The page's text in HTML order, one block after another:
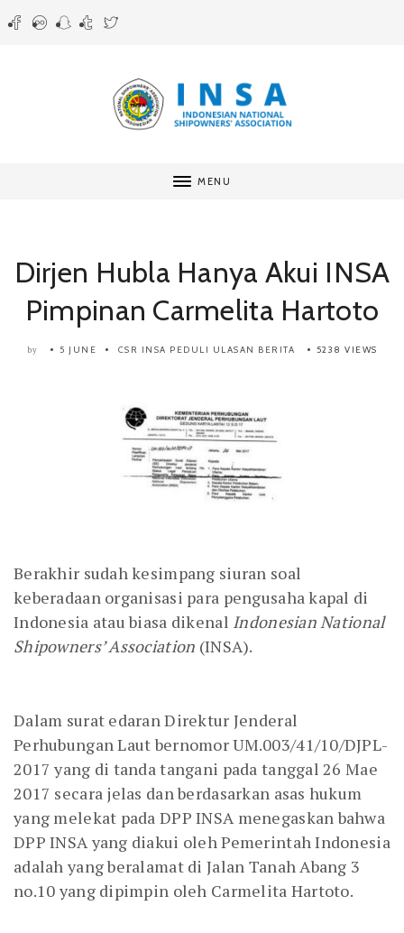
MENU
Dirjen Hubla Hanya Akui INSA
Pimpinan Carmelita Hartoto
by 5 JUNE CSR INSA PEDULI ULASAN BERITA 5238 VIEWS
Berakhir sudah kesimpang siuran soal
keberadaan organisasi para pengusaha kapal di
Indonesia atau biasa dikenal Indonesian National
Shipowners’ Association (INSA).
Dalam surat edaran Direktur Jenderal
Perhubungan Laut bernomor UM.003/41/10/DJPL-
2017 yang di tanda tangani pada tanggal 26 Mae
2017 secara jelas dan berdasarkan asas hukum
yang melekat pada DPP INSA menegaskan bahwa
DPP INSA yang diakui oleh Pemerintah Indonesia
adalah yang beralamat di Jalan Tanah Abang 3
no.10 yang dipimpin oleh Carmelita Hartoto.